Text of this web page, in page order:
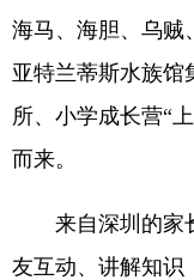
海马、海胆、乌贼
亚特兰蒂斯水族馆
所、小学成长营“
而来。
来自深圳的家长
友互动、讲解知识